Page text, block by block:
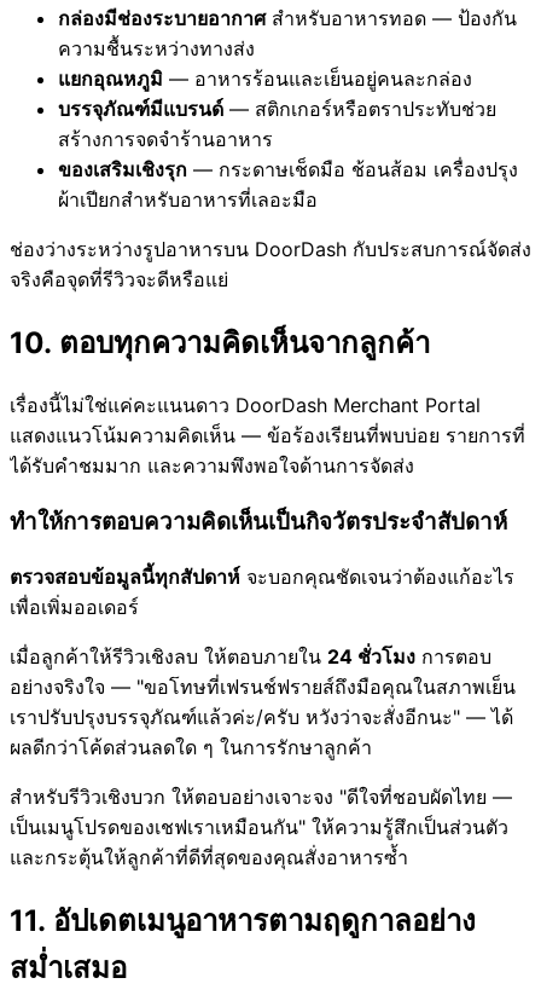
กล่องมีช่องระบายอากาศสำหรับอาหารทอด — ป้องกัน
ความชื้นระหว่างทางส่ง
แยกอุณหภูมิ — อาหารร้อนและเย็นอยู่คนละกล่อง
บรรจุภัณฑ์มีแบรนด์ — สติกเกอร์หรือตราประทับช่วย
สร้างการจดจำร้านอาหาร
ของเสริมเชิงรุก — กระดาษเช็ดมือ ช้อนส้อม เครื่องปรุง
ผ้าเปียกสำหรับอาหารที่เลอะมือ
ช่องว่างระหว่างรูปอาหารบน DoorDash กับประสบการณ์จัดส่ง
จริงคือจุดที่รีวิวจะดีหรือแย่
10. ตอบทุกความคิดเห็นจากลูกค้า
เรื่องนี้ไม่ใช่แค่คะแนนดาว DoorDash Merchant Portal
แสดงแนวโน้มความคิดเห็น — ข้อร้องเรียนที่พบบ่อย รายการที่
ได้รับคำชมมาก และความพึงพอใจด้านการจัดส่ง
ทำให้การตอบความคิดเห็นเป็นกิจวัตรประจำสัปดาห์
ตรวจสอบข้อมูลนี้ทุกสัปดาห์ จะบอกคุณชัดเจนว่าต้องแก้อะไร
เพื่อเพิ่มออเดอร์
เมื่อลูกค้าให้รีวิวเชิงลบ ให้ตอบภายใน 24 ชั่วโมง การตอบ
อย่างจริงใจ — "ขอโทษที่เฟรนช์ฟรายส์ถึงมือคุณในสภาพเย็น
เราปรับปรุงบรรจุภัณฑ์แล้วค่ะ/ครับ หวังว่าจะสั่งอีกนะ" — ได้
ผลดีกว่าโค้ดส่วนลดใด ๆ ในการรักษาลูกค้า
สำหรับรีวิวเชิงบวก ให้ตอบอย่างเจาะจง "ดีใจที่ชอบผัดไทย —
เป็นเมนูโปรดของเชฟเราเหมือนกัน" ให้ความรู้สึกเป็นส่วนตัว
และกระตุ้นให้ลูกค้าที่ดีที่สุดของคุณสั่งอาหารซ้ำ
11. อัปเดตเมนูอาหารตามฤดูกาลอย่าง
สม่ำเสมอ